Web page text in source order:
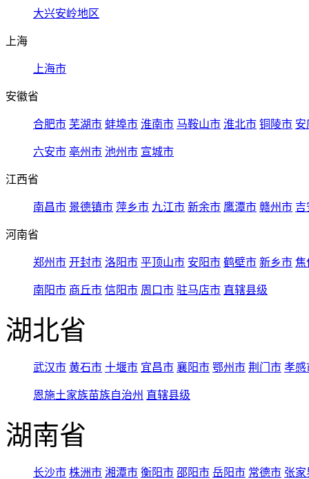
大兴安岭地区
上海
上海市
安徽省
合肥市 芜湖市 蚌埠市 淮南市 马鞍山市 淮北市 铜陵市 安
六安市 亳州市 池州市 宣城市
江西省
南昌市 景德镇市 萍乡市 九江市 新余市 鹰潭市 赣州市 吉
河南省
郑州市 开封市 洛阳市 平顶山市 安阳市 鹤壁市 新乡市 焦
南阳市 商丘市 信阳市 周口市 驻马店市 直辖县级
湖北省
武汉市 黄石市 十堰市 宜昌市 襄阳市 鄂州市 荆门市 孝感
恩施土家族苗族自治州 直辖县级
湖南省
长沙市 株洲市 湘潭市 衡阳市 邵阳市 岳阳市 常德市 张家